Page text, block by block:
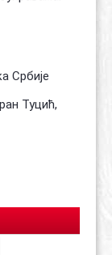
Србије
Туцић,